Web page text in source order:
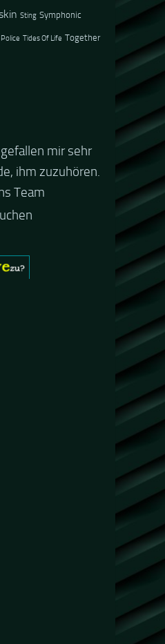
Sting Symphonic
Tides Of Life Together
von uns
für die tolle
aktuelle Live